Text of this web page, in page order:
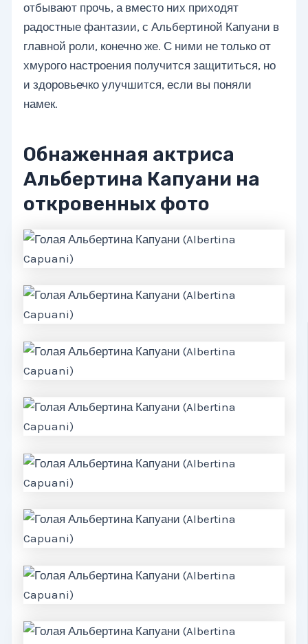
отбывают прочь, а вместо них приходят
радостные фантазии, с Альбертиной Капуани в
главной роли, конечно же. С ними не только от
хмурого настроения получится защититься, но
и здоровьечко улучшится, если вы поняли
намек.
Обнаженная актриса
Альбертина Капуани на
откровенных фото